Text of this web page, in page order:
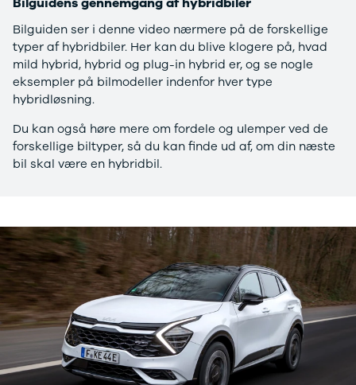
Privatleasing
Tilbud
7GT
Modeller
Anmeldelser
Privatleasing
7X
Modeller
Anmeldelser
Modeller
Anmeldelser
Privatleasing
Tilbud
Polestar
2
Modeller
Anmeldelser
Privatleasing
Se alle
Hyundai
Elbil
Ioniq
Ioniq 5
i10
i20
i30
Se alle Iveco
Daily
Kia
Se alle Kia
Elbil
SUV
Stationcar
EV3
EV4
Bilguiden ser i denne video nærmere på de forskellige
typer af hybridbiler. Her kan du blive klogere på, hvad
mild hybrid, hybrid og plug-in hybrid er, og se nogle
eksempler på bilmodeller indenfor hver type
hybridløsning.
Du kan også høre mere om fordele og ulemper ved de
forskellige biltyper, så du kan finde ud af, om din næste
bil skal være en hybridbil.